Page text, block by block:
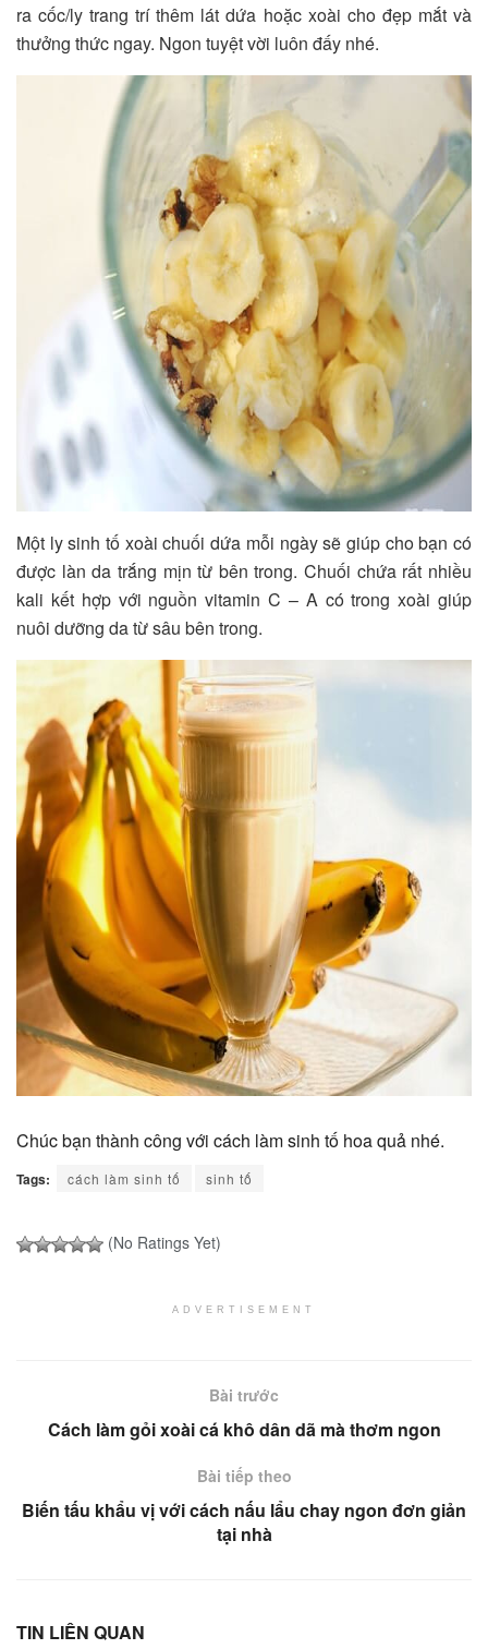
ra cốc/ly trang trí thêm lát dứa hoặc xoài cho đẹp mắt và
thưởng thức ngay. Ngon tuyệt vời luôn đấy nhé.
Một ly sinh tố xoài chuối dứa mỗi ngày sẽ giúp cho bạn có
được làn da trắng mịn từ bên trong. Chuối chứa rất nhiều
kali kết hợp với nguồn vitamin C – A có trong xoài giúp
nuôi dưỡng da từ sâu bên trong.
Chúc bạn thành công với cách làm sinh tố hoa quả nhé.
Tags: cách làm sinh tố sinh tố
(No Ratings Yet)
ADVERTISEMENT
Bài trước
Cách làm gỏi xoài cá khô dân dã mà thơm ngon
Bài tiếp theo
Biến tấu khẩu vị với cách nấu lẩu chay ngon đơn giản
tại nhà
TIN LIÊN QUAN